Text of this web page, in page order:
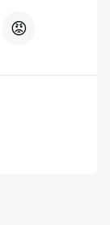
😡